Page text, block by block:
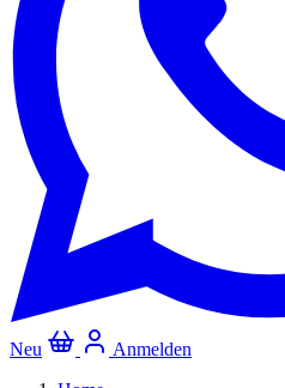
Neu
Anmelden